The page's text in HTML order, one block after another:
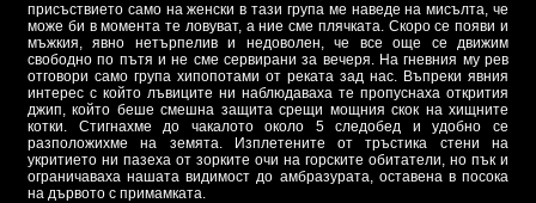
присъствието само на женски в тази група ме наведе на мисълта, че
може би в момента те ловуват, а ние сме плячката. Скоро се появи и
мъжкия, явно нетърпелив и недоволен, че все още се движим
свободно по пътя и не сме сервирани за вечеря. На гневния му рев
отговори само група хипопотами от реката зад нас. Въпреки явния
интерес с който лъвиците ни наблюдаваха те пропуснаха открития
джип, който беше смешна защита срещи мощния скок на хищните
котки. Стигнахме до чакалото около 5 следобед и удобно се
разположихме на земята. Изплетените от тръстика стени на
укритието ни пазеха от зорките очи на горските обитатели, но пък и
ограничаваха нашата видимост до амбразурата, оставена в посока
на дървото с примамката.